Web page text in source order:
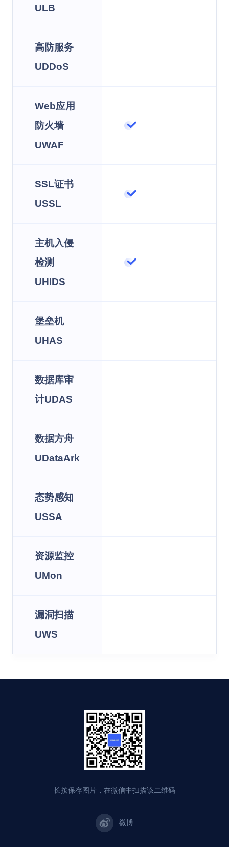
ULB
高防服务
UDDoS
Web应用
防火墙
UWAF
SSL证书
USSL
主机入侵
检测
UHIDS
堡垒机
UHAS
数据库审
计UDAS
数据方舟
UDataArk
态势感知
USSA
资源监控
UMon
漏洞扫描
UWS
长按保存图片，在微信中扫描该二维码
微博